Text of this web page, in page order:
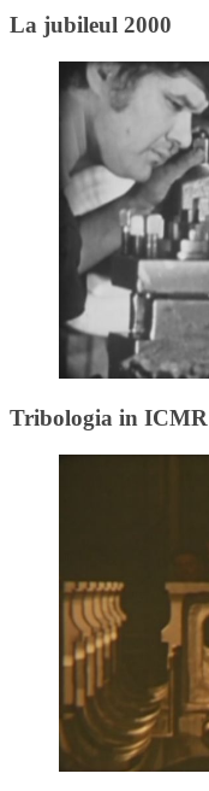
La jubileul 2000
Tribologia in ICMR